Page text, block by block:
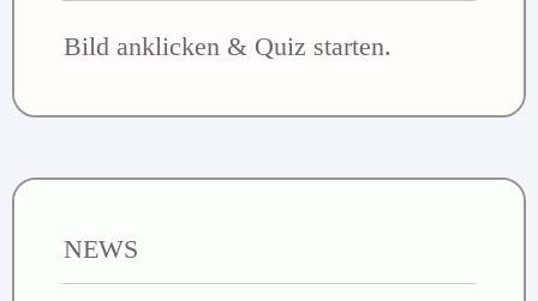
Bild anklicken & Quiz starten.
NEWS